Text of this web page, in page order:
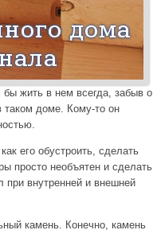
бы жить в нем всегда, забыв о
таком доме. Кому-то он
его обустроить, сделать
просто необъятен и сделать
при внутренней и внешней
камень. Конечно, камень